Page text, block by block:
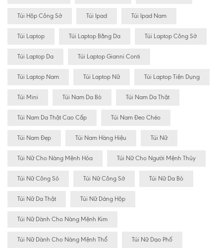
Túi Hộp Công Sở Túi Ipad Túi Ipad Nam
Túi Laptop Túi Laptop Bằng Da Túi Laptop Công Sở
Túi Laptop Da Túi Laptop Gianni Conti
Túi Laptop Nam Túi Laptop Nữ Túi Laptop Tiện Dụng
Túi Mini Túi Nam Da Bò Túi Nam Da Thật
Túi Nam Da Thật Cao Cấp Túi Nam Đeo Chéo
Túi Nam Đẹp Túi Nam Hàng Hiệu Túi Nữ
Túi Nữ Cho Nàng Mệnh Hỏa Túi Nữ Cho Người Mệnh Thủy
Túi Nữ Công Sỏ Túi Nữ Công Sở Túi Nữ Da Bò
Túi Nữ Da Thật Túi Nữ Dáng Hộp
Túi Nữ Dành Cho Nàng Mệnh Kim
Túi Nữ Dành Cho Nàng Mệnh Thổ Túi Nữ Dạo Phố